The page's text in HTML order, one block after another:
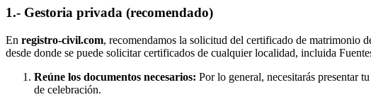
1.- Gestoria privada (recomendado)
En registro-civil.com, recomendamos la solicitud del certificado de matrimonio
desde donde se puede solicitar certificados de cualquier localidad, incluida
Reúne los documentos necesarios: Por lo general, necesitarás presentar
de celebración.